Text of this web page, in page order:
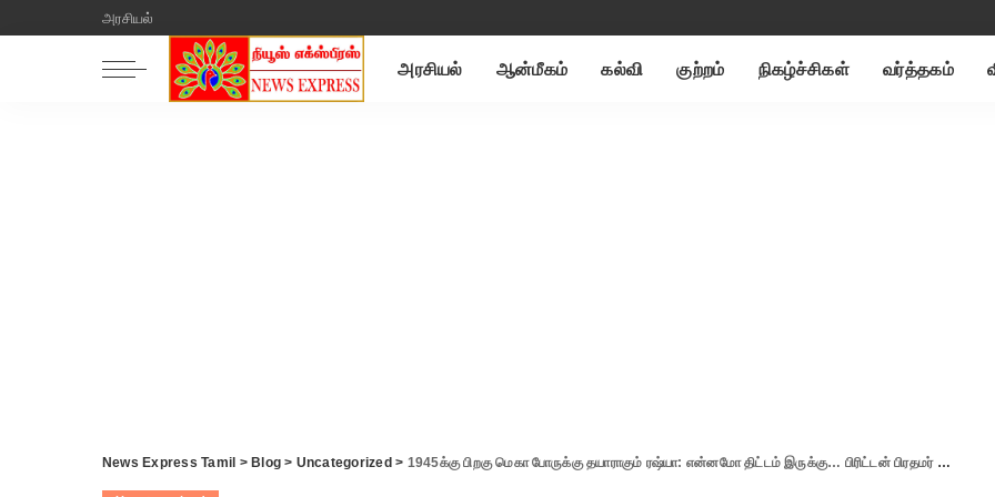
அரசியல்
அரசியல் ஆன்மீகம் கல்வி குற்றம் நிகழ்ச்சிகள் வர்த்தகம்
News Express Tamil > Blog > Uncategorized > 1945க்கு பிறகு மெகா போருக்கு தயாராகும் ரஷ்யா: என்னமோ திட்டம் இருக்கு… பிரிட்டன் பிரதமர் போரிஸ்.!!